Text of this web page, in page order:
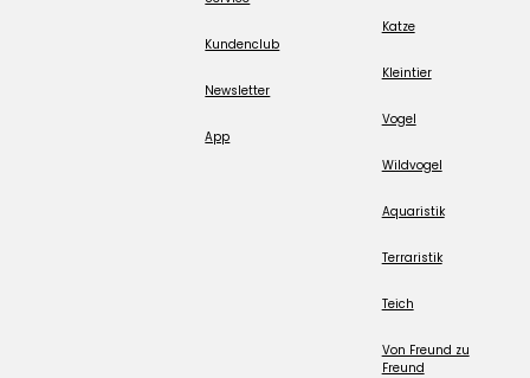
Kundenclub
Newsletter
App
Katze
Kleintier
Vogel
Wildvogel
Aquaristik
Terraristik
Teich
Von Freund zu
Freund